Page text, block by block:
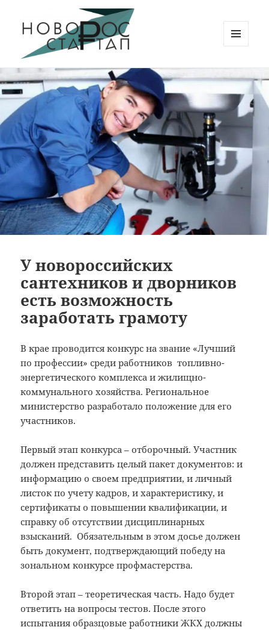
Новорос Стартап
У новороссийских
сантехников и дворников
есть возможность
заработать грамоту
В крае проводится конкурс на звание «Лучший
по профессии» среди работников топливно-
энергетического комплекса и жилищно-
коммунального хозяйства. Региональное
министерство разработало положение для его
участников.
Первый этап конкурса – отборочный. Участник
должен представить целый пакет документов: и
информацию о своем предприятии, и личный
листок по учету кадров, и характеристику, и
сертификаты о повышении квалификации, и
справку об отсутствии дисциплинарных
взысканий. Обязательным в этом досье должен
быть документ, подтверждающий победу на
зональном конкурсе профмастерства.
Второй этап – теоретическая часть. Надо будет
ответить на вопросы тестов. После этого
испытания образцовые работники ЖКХ должны